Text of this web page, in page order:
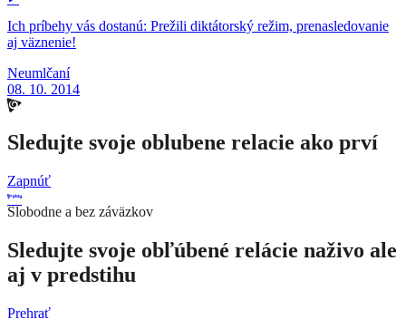
Ich príbehy vás dostanú: Prežili diktátorský režim, prenasledovanie
aj väznenie!
Neumlčaní
08. 10. 2014
Sledujte svoje oblubene relacie ako prví
Zapnúť
Slobodne a bez záväzkov
Sledujte svoje obľúbené relácie naživo ale
aj v predstihu
Prehrať